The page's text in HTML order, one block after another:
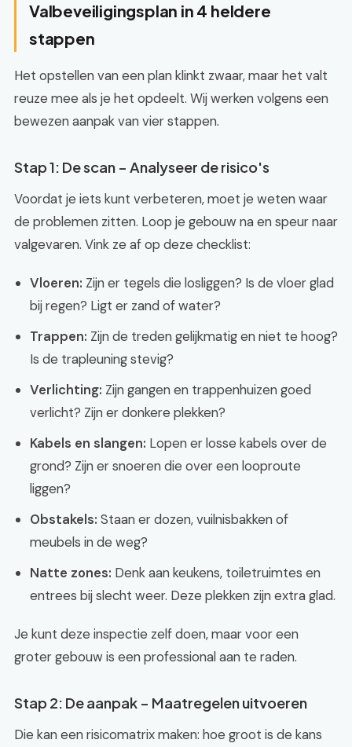
Valbeveiligingsplan in 4 heldere
stappen
Het opstellen van een plan klinkt zwaar, maar het valt
reuze mee als je het opdeelt. Wij werken volgens een
bewezen aanpak van vier stappen.
Stap 1: De scan – Analyseer de risico's
Voordat je iets kunt verbeteren, moet je weten waar
de problemen zitten. Loop je gebouw na en speur naar
valgevaren. Vink ze af op deze checklist:
Vloeren: Zijn er tegels die losliggen? Is de vloer glad
bij regen? Ligt er zand of water?
Trappen: Zijn de treden gelijkmatig en niet te hoog?
Is de trapleuning stevig?
Verlichting: Zijn gangen en trappenhuizen goed
verlicht? Zijn er donkere plekken?
Kabels en slangen: Lopen er losse kabels over de
grond? Zijn er snoeren die over een looproute
liggen?
Obstakels: Staan er dozen, vuilnisbakken of
meubels in de weg?
Natte zones: Denk aan keukens, toiletruimtes en
entrees bij slecht weer. Deze plekken zijn extra glad.
Je kunt deze inspectie zelf doen, maar voor een
groter gebouw is een professional aan te raden.
Stap 2: De aanpak – Maatregelen uitvoeren
Die kan een risicomatrix maken: hoe groot is de kans